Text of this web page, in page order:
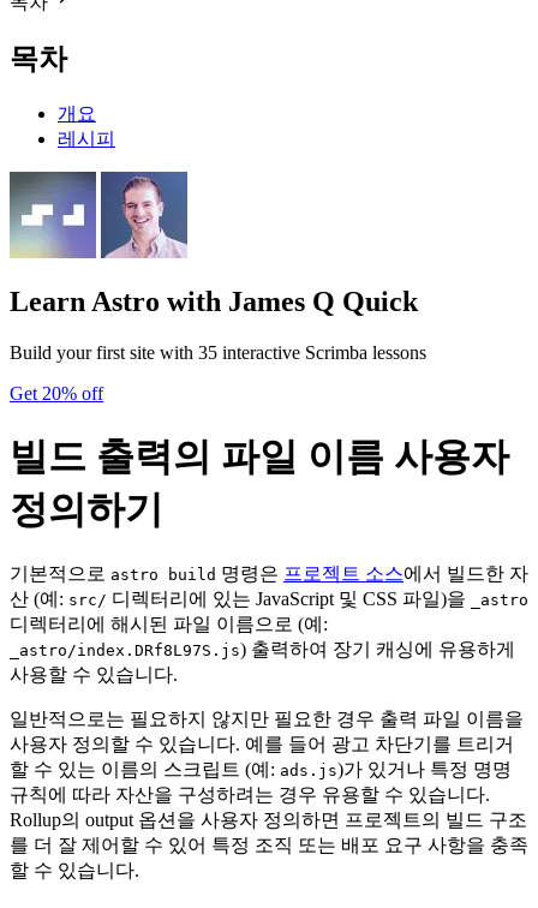
목차
개요
레시피
Learn Astro with James Q Quick
Build your first site with 35 interactive Scrimba lessons
Get 20% off
빌드 출력의 파일 이름 사용자
정의하기
기본적으로 astro build 명령은 프로젝트 소스에서 빌드한 자
산 (예: src/ 디렉터리에 있는 JavaScript 및 CSS 파일)을 _astro
디렉터리에 해시된 파일 이름으로 (예:
_astro/index.DRf8L97S.js) 출력하여 장기 캐싱에 유용하게
사용할 수 있습니다.
일반적으로는 필요하지 않지만 필요한 경우 출력 파일 이름을
사용자 정의할 수 있습니다. 예를 들어 광고 차단기를 트리거
할 수 있는 이름의 스크립트 (예: ads.js)가 있거나 특정 명명
규칙에 따라 자산을 구성하려는 경우 유용할 수 있습니다.
Rollup의 output 옵션을 사용자 정의하면 프로젝트의 빌드 구조
를 더 잘 제어할 수 있어 특정 조직 또는 배포 요구 사항을 충족
할 수 있습니다.